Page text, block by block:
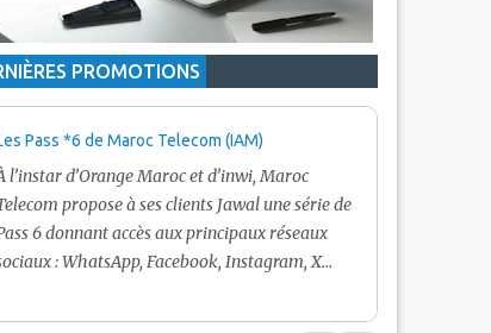
PROMOTIONS
Pass *6 de Maroc Telecom (IAM)
l’instar d’Orange Maroc et d’inwi, Maroc
propose à ses clients Jawal une série de
6 donnant accès aux principaux réseaux
: WhatsApp, Facebook, Instagram, X
Dh inclut 100 Mo, le Pass 10 Dh offre 400 Mo,